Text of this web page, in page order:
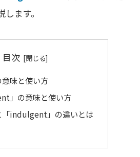
ます。
目次
意味と使い方
」の意味と使い方
「indulgent」の違いとは